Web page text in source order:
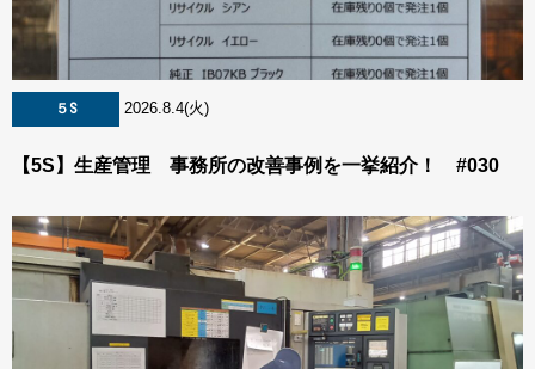
５S 2026.8.4(火)
【5S】生産管理 事務所の改善事例を一挙紹介！ #030